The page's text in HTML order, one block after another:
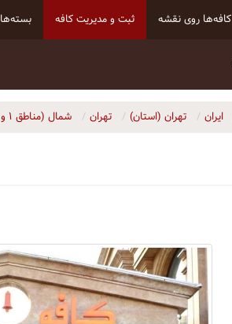
کافه‌ها روی نقشه ثبت و مدیریت کافه بسته‌ها
ایران تهران (استان) تهران شمال (مناطق ۱ و ۳)